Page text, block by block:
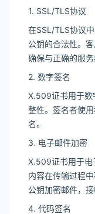
1. SSL/TLS协议
在SSL/TLS协议
公钥的合法性。
确保与正确的服务
2. 数字签名
X.509证书用于数
整性。签名者使
名。
3. 电子邮件加密
X.509证书用于电
内容在传输过程
公钥加密邮件，
4. 代码签名